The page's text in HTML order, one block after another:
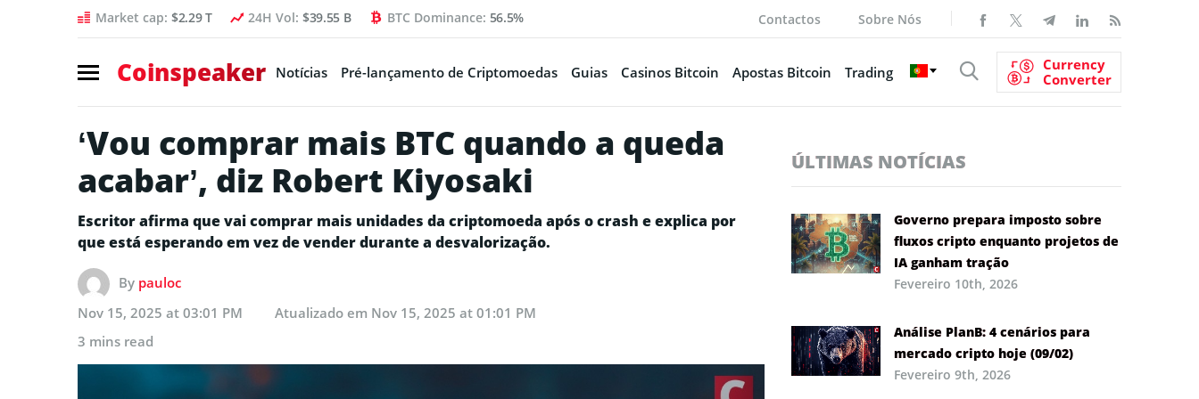
Market cap: $2.29 T 24H Vol: $39.55 B BTC Dominance: 56.5% Contactos Sobre Nós
Coinspeaker Notícias Pré-lançamento de Criptomoedas Guias Casinos Bitcoin Apostas Bitcoin Trading
Currency
Converter
‘Vou comprar mais BTC quando a queda
acabar’, diz Robert Kiyosaki
Escritor afirma que vai comprar mais unidades da criptomoeda após o crash e explica por
que está esperando em vez de vender durante a desvalorização.
By pauloc
Nov 15, 2025 at 03:01 PM
Atualizado em Nov 15, 2025 at 01:01 PM
3 mins read
ÚLTIMAS NOTÍCIAS
Governo prepara imposto sobre
fluxos cripto enquanto projetos de
IA ganham tração
Fevereiro 10th, 2026
Análise PlanB: 4 cenários para
mercado cripto hoje (09/02)
Fevereiro 9th, 2026